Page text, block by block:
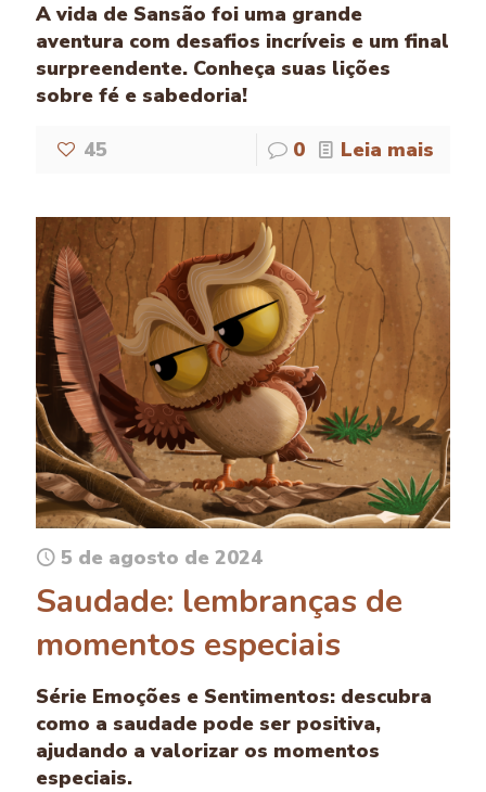
A vida de Sansão foi uma grande
aventura com desafios incríveis e um final
surpreendente. Conheça suas lições
sobre fé e sabedoria!
45 0 Leia mais
5 de agosto de 2024
Saudade: lembranças de
momentos especiais
Série Emoções e Sentimentos: descubra
como a saudade pode ser positiva,
ajudando a valorizar os momentos
especiais.